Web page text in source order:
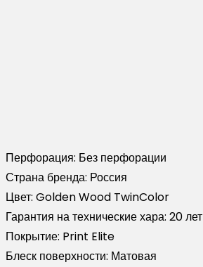
Перфорация: Без перфорации
Страна бренда: Россия
Цвет: Golden Wood TwinColor
Гарантия на технические хара: 20 лет
Покрытие: Print Elite
Блеск поверхности: Матовая